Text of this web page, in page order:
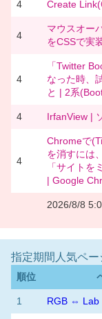
4 Create
4
マウスオー
をCSSで実
4
「Twitter
なった時、
と | 2系
4 IrfanView |
4
Chromeで
を消すには
「サイトを
| Google
2026/8/8
指定期間人気ペ
順位
1 RGB ⇔ Lab